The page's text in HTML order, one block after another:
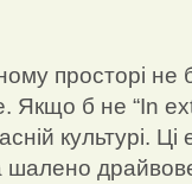
просторі не
б не “In
культурі. Ці
шалено